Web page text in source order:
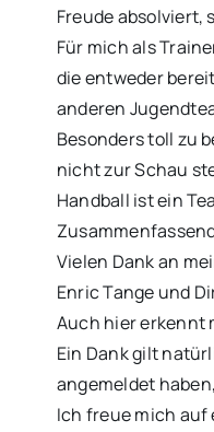
Freude absolviert,
Für mich als
die entweder
anderen
Besonders toll zu
nicht zur Schau
Handball ist ein
Vielen Dank an
Enric Tange und
Auch hier erkennt
Ein Dank gilt
angemeldet
Ich freue mich auf